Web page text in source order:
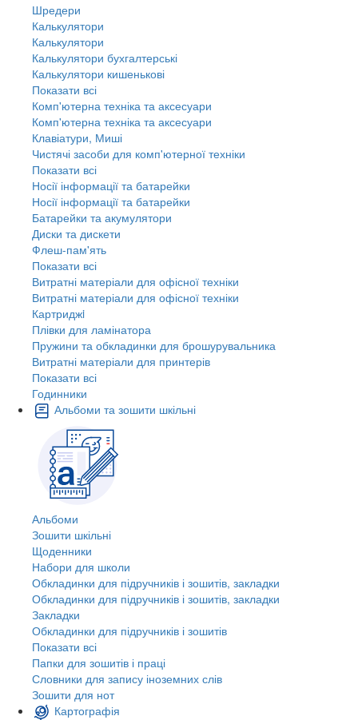
Шредери
Калькулятори
Калькулятори
Калькулятори бухгалтерські
Калькулятори кишенькові
Показати всі
Комп'ютерна техніка та аксесуари
Комп'ютерна техніка та аксесуари
Клавіатури, Миші
Чистячі засоби для комп'ютерної техніки
Показати всі
Носії інформації та батарейки
Носії інформації та батарейки
Батарейки та акумулятори
Диски та дискети
Флеш-пам'ять
Показати всі
Витратні матеріали для офісної техніки
Витратні матеріали для офісної техніки
Картриджi
Плівки для ламінатора
Пружини та обкладинки для брошурувальника
Витратні матеріали для принтерів
Показати всі
Годинники
Альбоми та зошити шкільні
Альбоми
Зошити шкільні
Щоденники
Набори для школи
Обкладинки для підручників і зошитів, закладки
Обкладинки для підручників і зошитів, закладки
Закладки
Обкладинки для підручників і зошитів
Показати всі
Папки для зошитів і праці
Словники для запису іноземних слів
Зошити для нот
Картографія